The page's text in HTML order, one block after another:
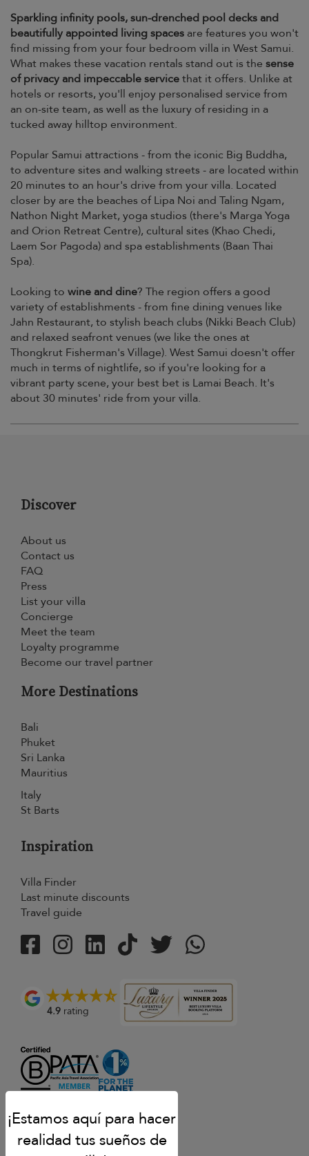
Sparkling infinity pools, sun-drenched pool decks and
beautifully appointed living spaces are features you won't
find missing from your four bedroom villa in West Samui.
What makes these vacation rentals stand out is the sense
of privacy and impeccable servicethat it offers. Unlike at
hotels or resorts, you'll enjoy personalised service from
an on-site team, as well as the luxury of residing in a
tucked away hilltop environment.
Popular Samui attractions - from the iconic Big Buddha,
to adventure sites and walking streets - are located within
20 minutes to an hour's drive from your villa. Located
closer by are the beaches of Lipa Noi and Taling Ngam,
Nathon Night Market, yoga studios (there's Marga Yoga
and Orion Retreat Centre), cultural sites (Khao Chedi,
Laem Sor Pagoda) and spa establishments (Baan Thai
Spa).
Looking to wine and dine? The region offers a good
variety of establishments - from fine dining venues like
Jahn Restaurant, to stylish beach clubs (Nikki Beach Club)
and relaxed seafront venues (we like the ones at
Thongkrut Fisherman's Village). West Samui doesn't offer
much in terms of nightlife, so if you're looking for a
vibrant party scene, your best bet is Lamai Beach. It's
about 30 minutes' ride from your villa.
Discover
About us
Contact us
FAQ
Press
List your villa
Concierge
Meet the team
Loyalty programme
Become our travel partner
More Destinations
Bali
Phuket
Sri Lanka
Mauritius
Italy
St Barts
Inspiration
Villa Finder
Last minute discounts
Travel guide
4.9 rating